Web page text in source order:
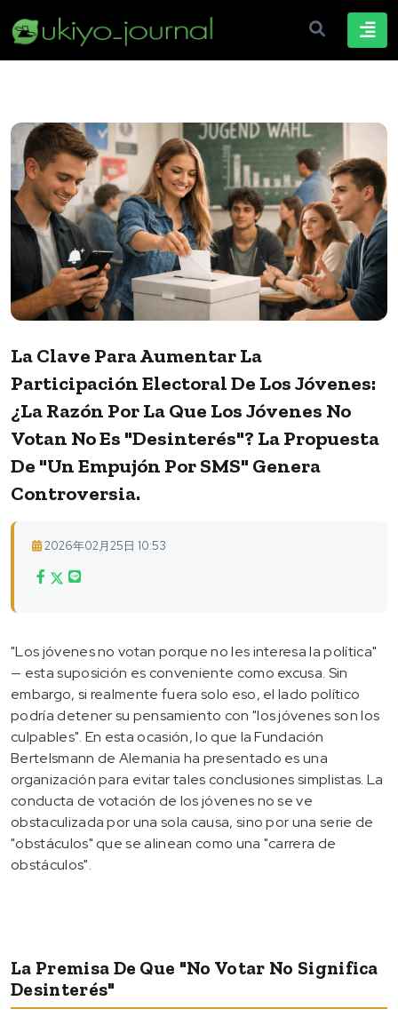
La Clave Para Aumentar La
Participación Electoral De Los Jóvenes:
¿La Razón Por La Que Los Jóvenes No
Votan No Es "desinterés"? La Propuesta
De "un Empujón Por SMS" Genera
Controversia.
2026年02月25日 10:53
"Los jóvenes no votan porque no les interesa la política"
— esta suposición es conveniente como excusa. Sin
embargo, si realmente fuera solo eso, el lado político
podría detener su pensamiento con "los jóvenes son los
culpables". En esta ocasión, lo que la Fundación
Bertelsmann de Alemania ha presentado es una
organización para evitar tales conclusiones simplistas. La
conducta de votación de los jóvenes no se ve
obstaculizada por una sola causa, sino por una serie de
"obstáculos" que se alinean como una "carrera de
obstáculos".
La Premisa De Que "no Votar No Significa
Desinterés"